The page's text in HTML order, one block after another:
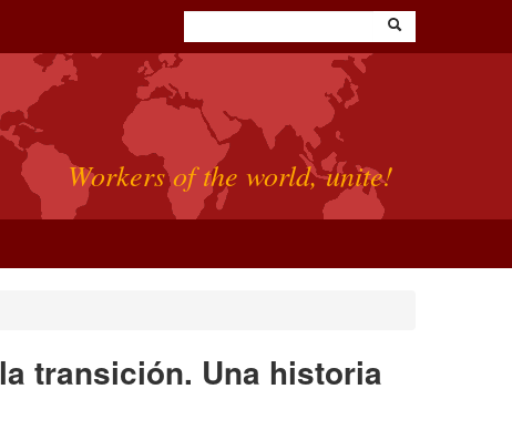
Workers of the world, unite!
transición. Una historia